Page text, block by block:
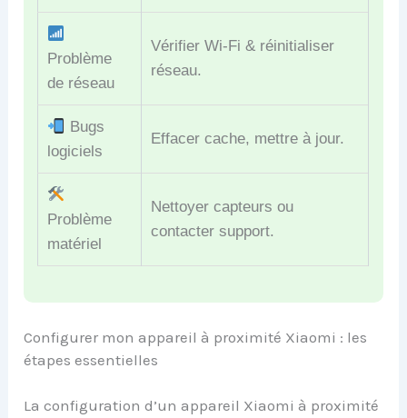
Problème
de réseau
Vérifier Wi-Fi & réinitialiser
réseau.
Bugs
logiciels
Effacer cache, mettre à jour.
Problème
matériel
Nettoyer capteurs ou
contacter support.
Configurer mon appareil à proximité Xiaomi : les
étapes essentielles
La configuration d’un appareil Xiaomi à proximité